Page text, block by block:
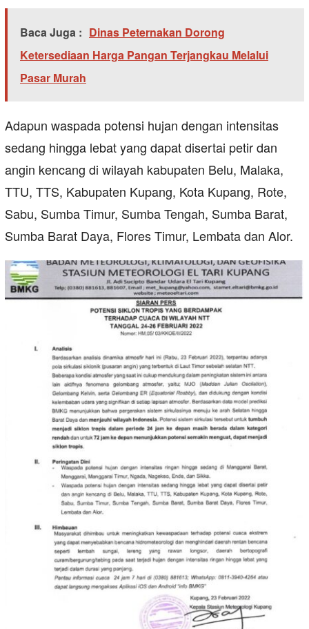
Baca Juga : Dinas Peternakan Dorong
Ketersediaan Harga Pangan Terjangkau Melalui
Pasar Murah
Adapun waspada potensi hujan dengan intensitas
sedang hingga lebat yang dapat disertai petir dan
angin kencang di wilayah kabupaten Belu, Malaka,
TTU, TTS, Kabupaten Kupang, Kota Kupang, Rote,
Sabu, Sumba Timur, Sumba Tengah, Sumba Barat,
Sumba Barat Daya, Flores Timur, Lembata dan Alor.